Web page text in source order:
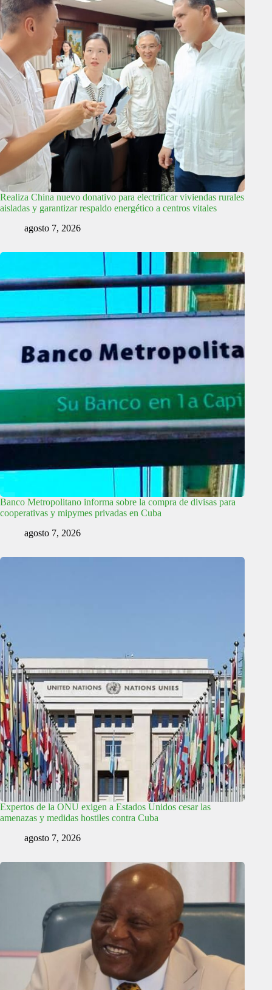
Realiza China nuevo donativo para electrificar viviendas rurales
aisladas y garantizar respaldo energético a centros vitales
agosto 7, 2026
Banco Metropolitano informa sobre la compra de divisas para
cooperativas y mipymes privadas en Cuba
agosto 7, 2026
Expertos de la ONU exigen a Estados Unidos cesar las
amenazas y medidas hostiles contra Cuba
agosto 7, 2026